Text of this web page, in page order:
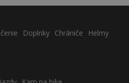
Doplnky Chrániče
Helmy